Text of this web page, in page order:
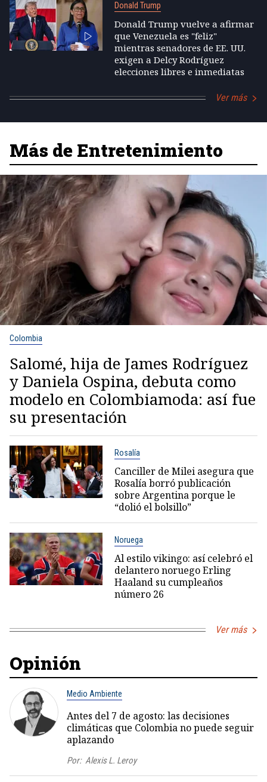
Donald Trump
Donald Trump vuelve a afirmar
que Venezuela es "feliz"
mientras senadores de EE. UU.
exigen a Delcy Rodríguez
elecciones libres e inmediatas
Ver más
Más de Entretenimiento
Colombia
Salomé, hija de James Rodríguez
y Daniela Ospina, debuta como
modelo en Colombiamoda: así fue
su presentación
Rosalía
Canciller de Milei asegura que
Rosalía borró publicación
sobre Argentina porque le
“dolió el bolsillo”
Noruega
Al estilo vikingo: así celebró el
delantero noruego Erling
Haaland su cumpleaños
número 26
Ver más
Opinión
Medio Ambiente
Antes del 7 de agosto: las decisiones
climáticas que Colombia no puede seguir
aplazando
Por: Alexis L. Leroy